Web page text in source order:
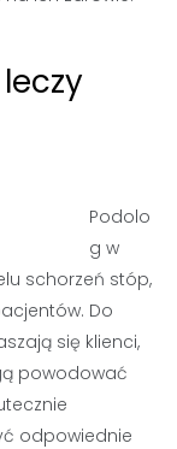
Podolo
g w
schorzeń stóp,
Do
się klienci,
powodować
odpowiednie